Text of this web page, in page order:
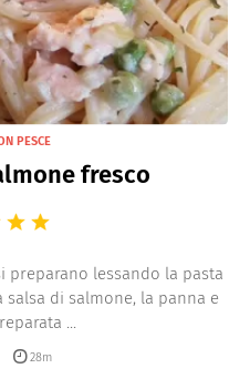
PESCE
fresco
preparano lessando la pasta
di salmone, la panna e
...
28m